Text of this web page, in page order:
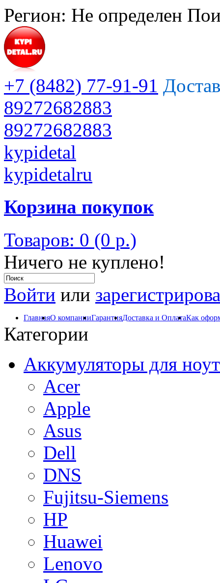
Регион: Не определен
+7 (8482) 77-91-91
89272682883
89272682883
kypidetal
kypidetalru
Корзина покупок
Товаров: 0 (0 р.)
Ничего не куплено!
Войти или
ГлавнаяО компанииГарантияДоставка и ОплатаКак
Категории
Аккумуляторы для
Acer
Apple
Asus
Dell
DNS
Fujitsu-Siemens
HP
Huawei
Lenovo